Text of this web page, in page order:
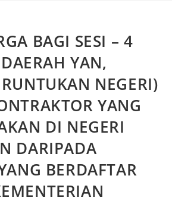
BAGI SESI – 4
YAN,
NEGERI)
YANG
DI NEGERI
DARIPADA
BERDAFTAR